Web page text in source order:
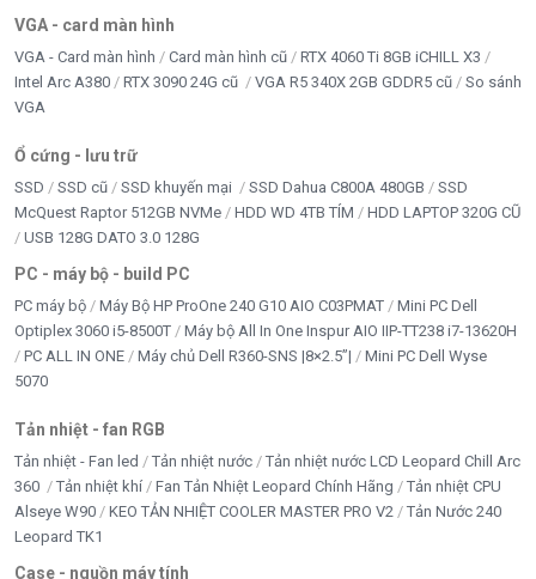
Inverter bám tải
LAPTOP Chính hãng
LINH KIỆN LAPTOP
LINH KIỆN TRÂU CÀY
LOA KẸO KÉO
LOA VI TÍNH - HEADPHONE
MAINBOARD
MÁY BỘ & PC GAMING
Movespeed
Năng Lượng Mặt Trời
NET GAME
VGA - card màn hình
VGA - Card màn hình Card màn hình cũ
RTX 4060 Ti 8GB iCHILL X3
Intel Arc A380
RTX 3090 24G cũ VGA R5 340X 2GB GDDR5 cũ
So sánh
VGA
Ổ cứng - lưu trữ
SSD SSD cũ SSD khuyến mại SSD Dahua C800A 480GB
SSD
McQuest Raptor 512GB NVMe
HDD WD 4TB TÍM
HDD LAPTOP 320G CŨ
USB 128G DATO 3.0 128G
PC - máy bộ - build PC
PC máy bộ Máy Bộ HP ProOne 240 G10 AIO C03PMAT
Mini PC Dell
Optiplex 3060 i5-8500T
Máy bộ All In One Inspur AIO IIP-TT238 i7-13620H
PC ALL IN ONE
Máy chủ Dell R360-SNS |8×2.5”|
Mini PC Dell Wyse
5070
Tản nhiệt - fan RGB
Tản nhiệt - Fan led Tản nhiệt nước
Tản nhiệt nước LCD Leopard Chill Arc
360
Tản nhiệt khí Fan Tản Nhiệt Leopard Chính Hãng
Tản nhiệt CPU
Alseye W90
KEO TẢN NHIỆT COOLER MASTER PRO V2
Tản Nước 240
Leopard TK1
Case - nguồn máy tính